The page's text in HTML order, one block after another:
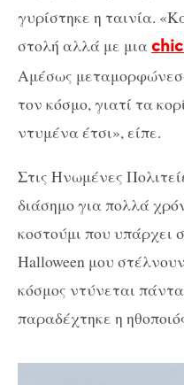
γυρίστηκε η ταινία.
στολή αλλά με μιαchic
Αμέσως
τον κόσμο, γιατί τα
ντυμένα έτσι», είπε.
Στις Ηνωμένες
διάσημο για πολλά
κοστούμι που υπάρχει
Halloween μου
κόσμος ντύνεται
παραδέχτηκε η